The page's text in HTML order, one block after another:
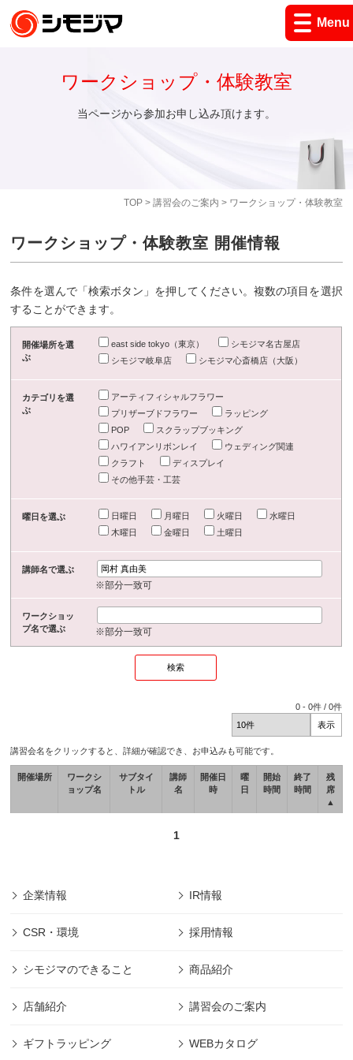
Menu
TOP> 講習会のご案内 > ワークショップ・体験教室
ワークショップ・体験教室
当ページから参加お申し込み頂けます。
ワークショップ・体験教室 開催情報
条件を選んで「検索ボタン」を押してください。複数の項目を選択
することができます。
開催場所を選
ぶ
east side tokyo（東京）
シモジマ名古屋店
シモジマ岐阜店
シモジマ心斎橋店（大阪）
カテゴリを選
ぶ
アーティフィシャルフラワー
プリザーブドフラワー
ラッピング
POP
スクラップブッキング
ハワイアンリボンレイ
ウェディング関連
クラフト
ディスプレイ
その他手芸・工芸
曜日を選ぶ 日曜日 月曜日 火曜日
水曜日
木曜日
金曜日 土曜日
講師名で選ぶ
※部分一致可
ワークショッ
プ名で選ぶ
※部分一致可
0 -0件 /0件
講習会名をクリックすると、詳細が確認でき、お申込みも可能です。
開催場所
ワークシ
ョップ名
サブタイ
トル
講師
名
開催日
時
曜
日
開始
時間
終了
時間
残
席
▲
1
企業情報 IR情報
CSR・環境 採用情報
シモジマのできること 商品紹介
店舗紹介 講習会のご案内
ギフトラッピング WEBカタログ